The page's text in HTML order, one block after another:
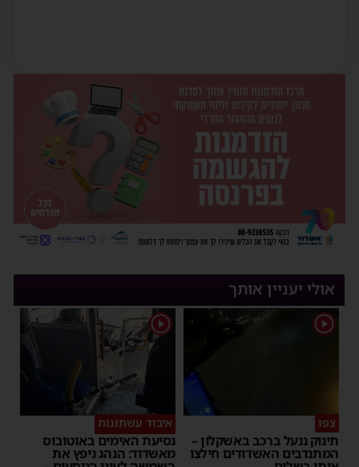
אולי יעניין אותך
1
צפו
תינוק ננעל ברכב באשקלון –
המתנדבים האשדודים חילצו
1
איבוד עשתונות
נסיעת האימים באוטובוס
מאשדוד: הנהג ניפץ את